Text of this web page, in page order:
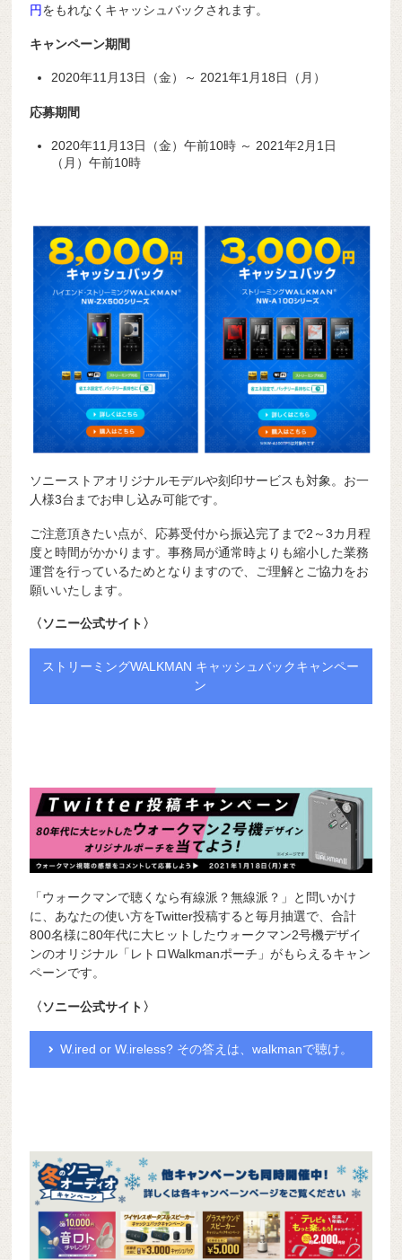
円をもれなくキャッシュバックされます。
キャンペーン期間
2020年11月13日（金）～ 2021年1月18日（月）
応募期間
2020年11月13日（金）午前10時 ～ 2021年2月1日
（月）午前10時
ソニーストアオリジナルモデルや刻印サービスも対象。お一
人様3台までお申し込み可能です。
ご注意頂きたい点が、応募受付から振込完了まで2～3カ月程
度と時間がかかります。事務局が通常時よりも縮小した業務
運営を行っているためとなりますので、ご理解とご協力をお
願いいたします。
〈ソニー公式サイト〉
ストリーミングWALKMAN キャッシュバックキャンペー
ン
「ウォークマンで聴くなら有線派？無線派？」と問いかけ
に、あなたの使い方をTwitter投稿すると毎月抽選で、合計
800名様に80年代に大ヒットしたウォークマン2号機デザイ
ンのオリジナル「レトロWalkmanポーチ」がもらえるキャン
ペーンです。
〈ソニー公式サイト〉
W.ired or W.ireless? その答えは、walkmanで聴け。